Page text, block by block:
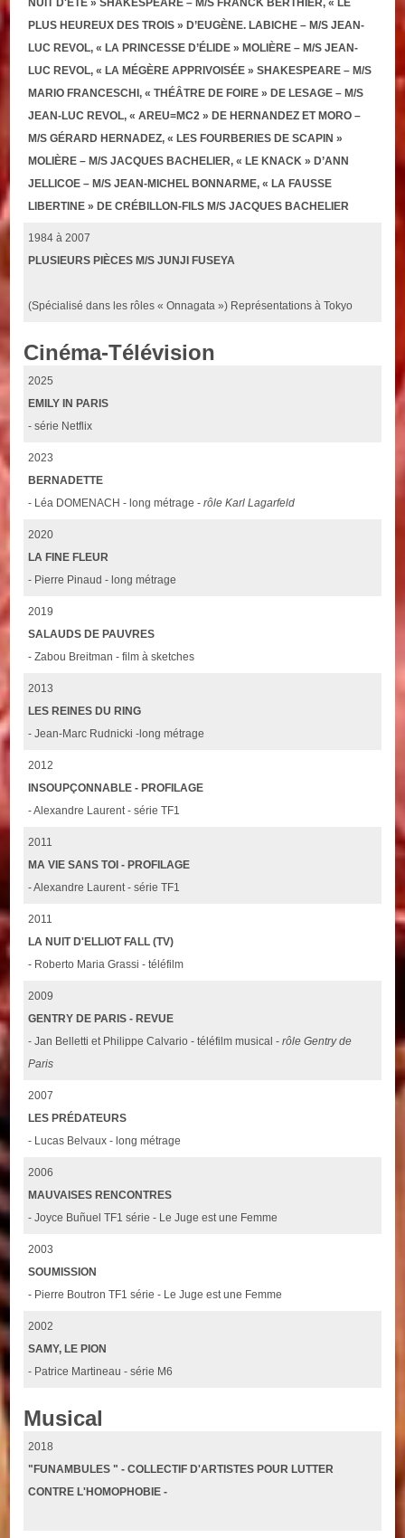
NUIT D'ÉTÉ » SHAKESPEARE – M/S FRANCK BERTHIER, « LE
PLUS HEUREUX DES TROIS » D’EUGÈNE. LABICHE – M/S JEAN-
LUC REVOL, « LA PRINCESSE D’ÉLIDE » MOLIÈRE – M/S JEAN-
LUC REVOL, « LA MÉGÈRE APPRIVOISÉE » SHAKESPEARE – M/S
MARIO FRANCESCHI, « THÉÂTRE DE FOIRE » DE LESAGE – M/S
JEAN-LUC REVOL, « AREU=MC2 » DE HERNANDEZ ET MORO –
M/S GÉRARD HERNADEZ, « LES FOURBERIES DE SCAPIN »
MOLIÈRE – M/S JACQUES BACHELIER, « LE KNACK » D’ANN
JELLICOE – M/S JEAN-MICHEL BONNARME, « LA FAUSSE
LIBERTINE » DE CRÉBILLON-FILS M/S JACQUES BACHELIER
1984 à 2007
PLUSIEURS PIÈCES M/S JUNJI FUSEYA
(Spécialisé dans les rôles « Onnagata ») Représentations à Tokyo
Cinéma-Télévision
2025
EMILY IN PARIS
- série Netflix
2023
BERNADETTE
- Léa DOMENACH - long métrage -rôle Karl Lagarfeld
2020
LA FINE FLEUR
- Pierre Pinaud - long métrage
2019
SALAUDS DE PAUVRES
- Zabou Breitman - film à sketches
2013
LES REINES DU RING
- Jean-Marc Rudnicki -long métrage
2012
INSOUPÇONNABLE - PROFILAGE
- Alexandre Laurent - série TF1
2011
MA VIE SANS TOI - PROFILAGE
- Alexandre Laurent - série TF1
2011
LA NUIT D'ELLIOT FALL (TV)
- Roberto Maria Grassi - téléfilm
2009
GENTRY DE PARIS - REVUE
- Jan Belletti et Philippe Calvario - téléfilm musical -rôle Gentry de
Paris
2007
LES PRÉDATEURS
- Lucas Belvaux - long métrage
2006
MAUVAISES RENCONTRES
- Joyce Buñuel TF1 série - Le Juge est une Femme
2003
SOUMISSION
- Pierre Boutron TF1 série - Le Juge est une Femme
2002
SAMY, LE PION
- Patrice Martineau - série M6
Musical
2018
"FUNAMBULES " - COLLECTIF D'ARTISTES POUR LUTTER
CONTRE L'HOMOPHOBIE -